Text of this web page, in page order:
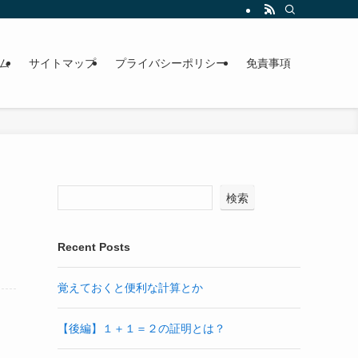
サイトマップ プライバシーポリシー 免責事項
検索
Recent Posts
覚えておくと便利な計算とか
【後編】１＋１＝２の証明とは？